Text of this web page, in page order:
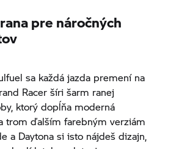
pre náročných
sa každá jazda premení na
Racer šíri šarm ranej
ktorý dopĺňa moderná
trom ďalším farebným verziám
a Daytona si isto nájdeš dizajn,